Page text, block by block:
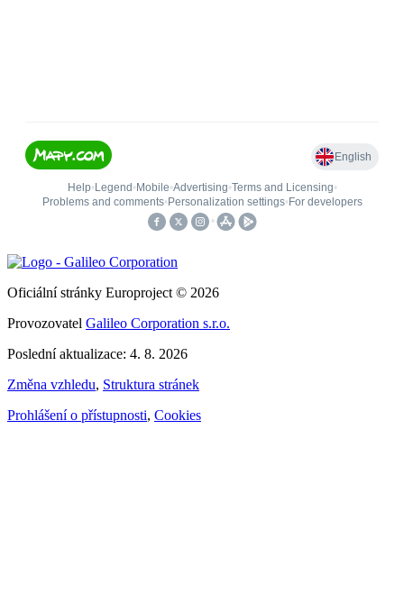
Oficiální stránky Europroject © 2026
Provozovatel Galileo Corporation s.r.o.
Poslední aktualizace: 4. 8. 2026
Změna vzhledu, Struktura stránek
Prohlášení o přístupnosti, Cookies